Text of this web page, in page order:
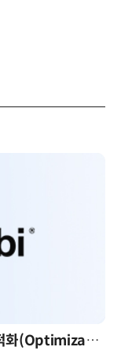
AI 시대의 의사결정을 바꾸는 수리최적화(Optimization): 실제 산업 적용 사례와 활용 전략